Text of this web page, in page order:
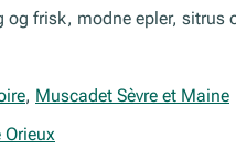
og frisk, modne epler, sitrus
, Muscadet Sèvre et Maine